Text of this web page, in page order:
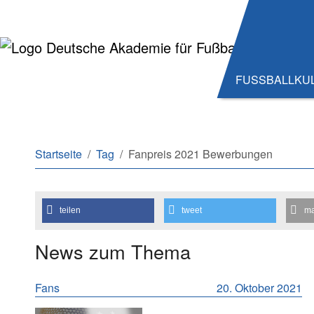
Sie sind hier:
Startseite Tag Fanpreis 2021 Bewerbungen
teilen tweet
News zum Thema
20. Oktober 2021
Fans